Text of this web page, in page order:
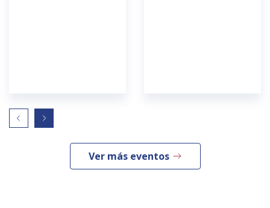
Ver más eventos